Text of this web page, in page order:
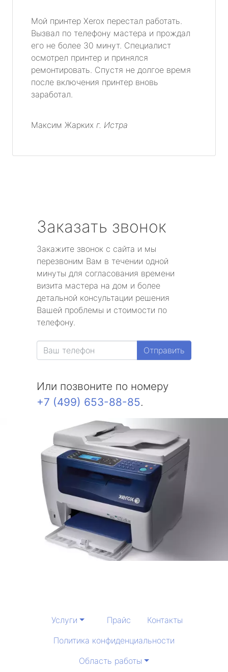
Мой принтер Xerox перестал работать.
Вызвал по телефону мастера и прождал
его не более 30 минут. Специалист
осмотрел принтер и принялся
ремонтировать. Спустя не долгое время
после включения принтер вновь
заработал.
Максим Жарких г. Истра
Заказать звонок
Закажите звонок с сайта и мы
перезвоним Вам в течении одной
минуты для согласования времени
визита мастера на дом и более
детальной консультации решения
Вашей проблемы и стоимости по
телефону.
Отправить
Или позвоните по номеру
+7 (499) 653-88-85.
Услуги Прайс
Контакты
Политика конфиденциальности
Область работы